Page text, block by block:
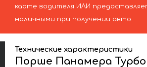
карте водителя ИЛИ
наличными при получении авто.
Технические характеристики
Порше Панамера Турбо